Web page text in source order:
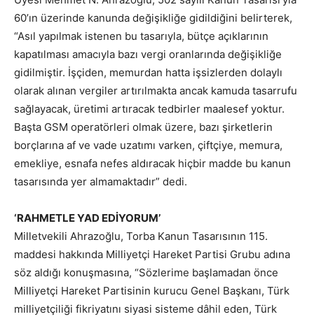
60’ın üzerinde kanunda değişikliğe gidildiğini belirterek,
“Asıl yapılmak istenen bu tasarıyla, bütçe açıklarının
kapatılması amacıyla bazı vergi oranlarında değişikliğe
gidilmiştir. İşçiden, memurdan hatta işsizlerden dolaylı
olarak alınan vergiler artırılmakta ancak kamuda tasarrufu
sağlayacak, üretimi artıracak tedbirler maalesef yoktur.
Başta GSM operatörleri olmak üzere, bazı şirketlerin
borçlarına af ve vade uzatımı varken, çiftçiye, memura,
emekliye, esnafa nefes aldıracak hiçbir madde bu kanun
tasarısında yer almamaktadır” dedi.
‘RAHMETLE YAD EDİYORUM’
Milletvekili Ahrazoğlu, Torba Kanun Tasarısının 115.
maddesi hakkında Milliyetçi Hareket Partisi Grubu adına
söz aldığı konuşmasına, “Sözlerime başlamadan önce
Milliyetçi Hareket Partisinin kurucu Genel Başkanı, Türk
milliyetçiliği fikriyatını siyasi sisteme dâhil eden, Türk